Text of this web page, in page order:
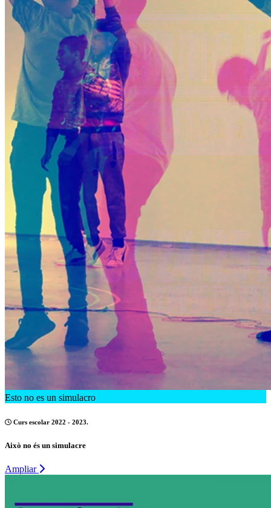
Esto no es un simulacro
Curs escolar 2022 - 2023.
Això no és un simulacre
Ampliar